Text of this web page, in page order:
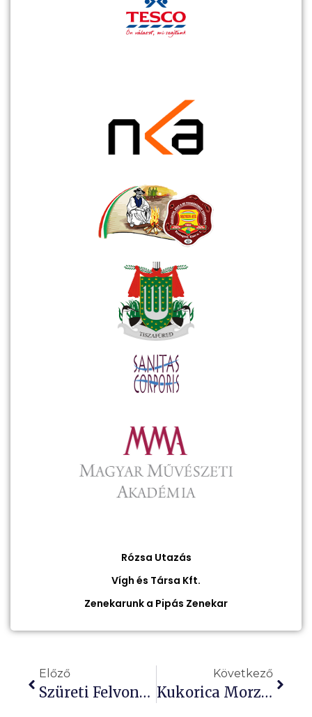
Rózsa Utazás
Vígh és Társa Kft.
Zenekarunk a Pipás Zenekar
Előző
Szüreti Felvonuláson Vettünk Részt!
Következő
Kukorica Morzsoló Táncház Kunhegyesen.